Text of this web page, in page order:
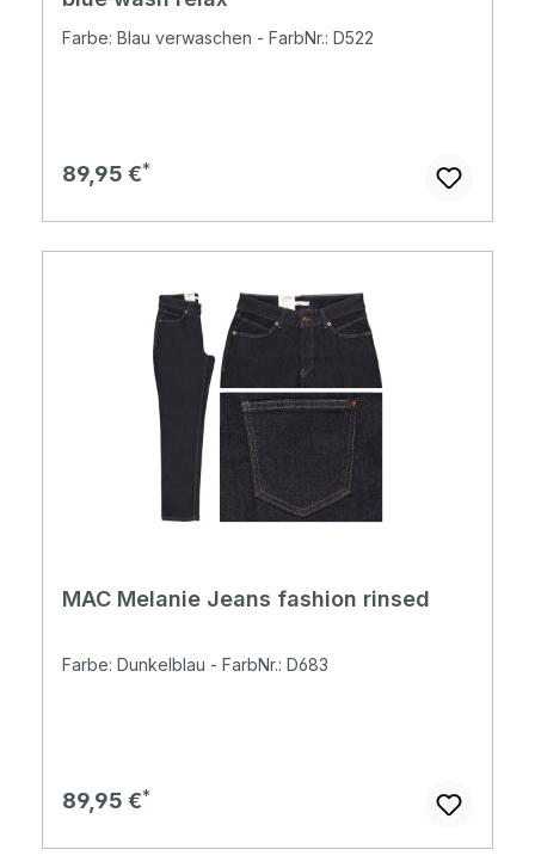
Farbe: Blau verwaschen - FarbNr.: D522
Regulärer Preis:
89,95 €
MAC Melanie Jeans fashion rinsed
Farbe: Dunkelblau - FarbNr.: D683
Regulärer Preis:
89,95 €